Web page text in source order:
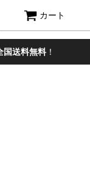
国送料無料！
カート